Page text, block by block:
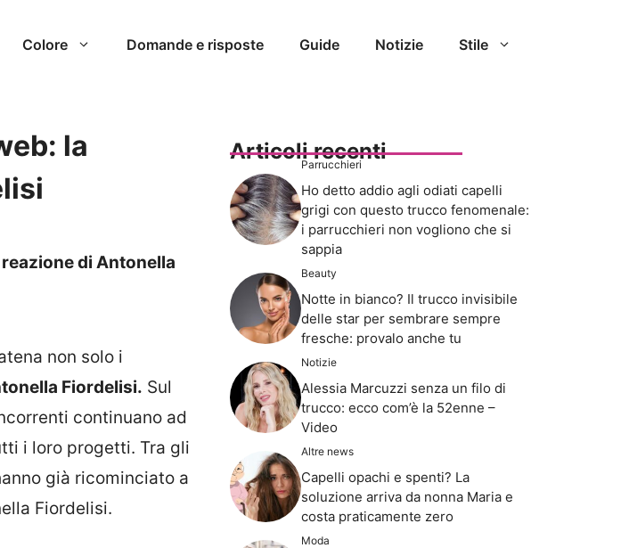
Colore Domande e risposte Guide Notizie Stile
la
di Antonella
non solo i
Fiordelisi. Sul
continuano ad
i loro progetti. Tra gli
già ricominciato a
Fiordelisi.
Articoli recenti
Parrucchieri
Ho detto addio agli odiati capelli
grigi con questo trucco fenomenale:
i parrucchieri non vogliono che si
sappia
Beauty
Notte in bianco? Il trucco invisibile
delle star per sembrare sempre
fresche: provalo anche tu
Notizie
Alessia Marcuzzi senza un filo di
trucco: ecco com’è la 52enne –
Video
Altre news
Capelli opachi e spenti? La
soluzione arriva da nonna Maria e
costa praticamente zero
Moda